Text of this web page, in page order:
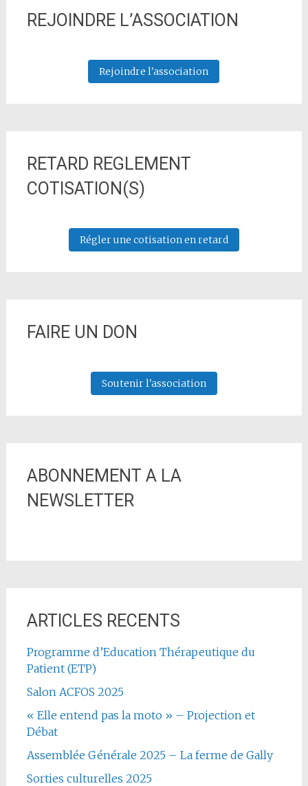
REJOINDRE L’ASSOCIATION
Rejoindre l'association
RETARD REGLEMENT
COTISATION(S)
Régler une cotisation en retard
FAIRE UN DON
Soutenir l'association
ABONNEMENT A LA
NEWSLETTER
ARTICLES RECENTS
Programme d’Education Thérapeutique du
Patient (ETP)
Salon ACFOS 2025
« Elle entend pas la moto » – Projection et
Débat
Assemblée Générale 2025 – La ferme de Gally
Sorties culturelles 2025